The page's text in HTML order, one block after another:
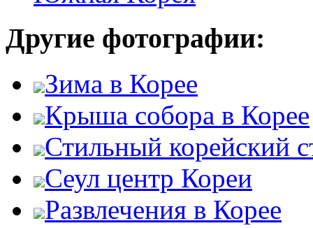
Другие фотографии:
Зима в Корее
Крыша собора в Корее
Стильный корейский
Сеул центр Кореи
Развлечения в Корее